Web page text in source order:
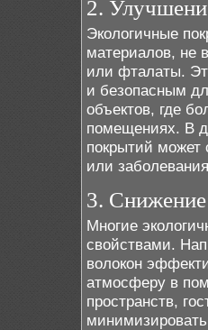
2.
Экологичные
материалов, не
или фталаты.
и безопасным
объектов, где
помещениях. В
покрытий может
или
3.
Многие
свойствами.
волокон
атмосферу в
пространств,